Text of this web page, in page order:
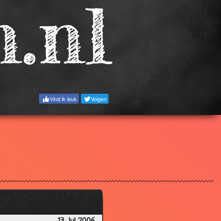
Vind ik leuk Volgen
2.40
3.57
3.59
3.12
3.34
3.56
3.08